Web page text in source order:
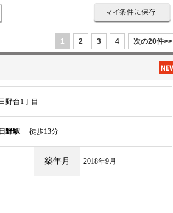
1 2 3 4 次の20件>>
野台1丁目
日野駅 徒歩13分
築年月 2018年9月